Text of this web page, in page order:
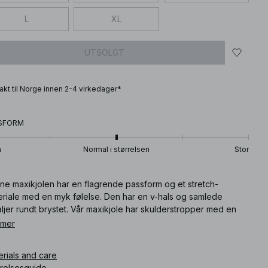
L XL
UTSOLGT
til Norge innen 2-4 virkedager*
Normal i størrelsen Stor
maxikjolen har en flagrende passform og et stretch-
med en myk følelse. Den har en v-hals og samlede
rundt brystet. Vår maxikjole har skulderstropper med en
lukking på baksiden. Denne maxikjolen finnes i svart.
and care